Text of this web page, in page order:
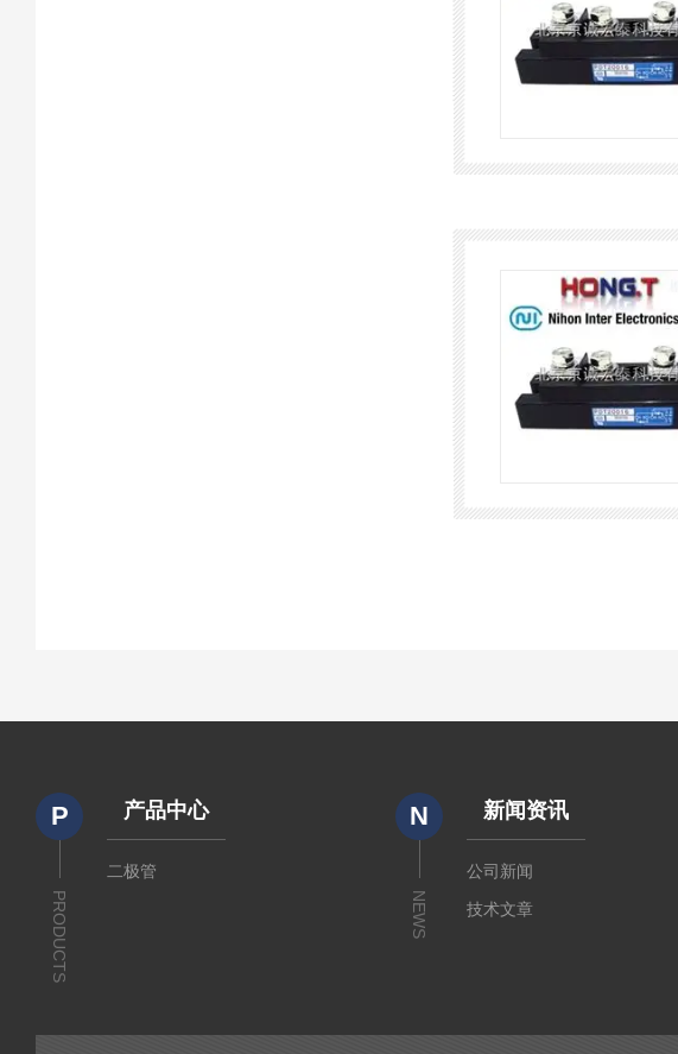
P
PRODUCTS
产品中心
二极管
N
NEWS
新闻资讯
公司新闻
技术文章